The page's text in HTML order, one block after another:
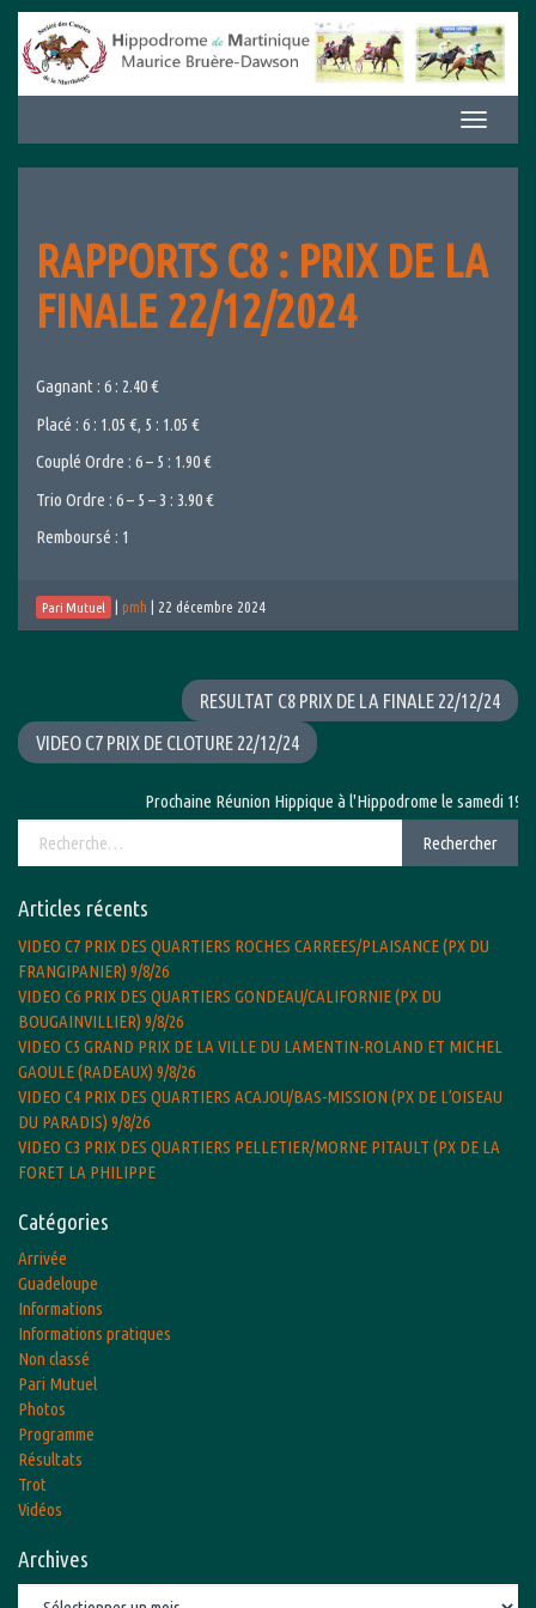
Aller
contenu
Afficher/
la
RAPPORTS C8 : PRIX DE LA
FINALE 22/12/2024
Gagnant : 6 : 2.40 €
Placé : 6 : 1.05 €, 5 : 1.05 €
Couplé Ordre : 6 – 5 : 1.90 €
Trio Ordre : 6 – 5 – 3 : 3.90 €
Remboursé : 1
Pari Mutuel | pmh | 22 décembre 2024
RESULTAT C8 PRIX DE LA FINALE 22/12/24
VIDEO C7 PRIX DE CLOTURE 22/12/24
Prochaine Réunion Hippique à l'Hippodrome le samedi 19
Rechercher
Articles récents
VIDEO C7 PRIX DES QUARTIERS ROCHES CARREES/PLAISANCE (PX DU
FRANGIPANIER) 9/8/26
VIDEO C6 PRIX DES QUARTIERS GONDEAU/CALIFORNIE (PX DU
BOUGAINVILLIER) 9/8/26
VIDEO C5 GRAND PRIX DE LA VILLE DU LAMENTIN-ROLAND ET MICHEL
GAOULE (RADEAUX) 9/8/26
VIDEO C4 PRIX DES QUARTIERS ACAJOU/BAS-MISSION (PX DE L’OISEAU
DU PARADIS) 9/8/26
VIDEO C3 PRIX DES QUARTIERS PELLETIER/MORNE PITAULT (PX DE LA
FORET LA PHILIPPE
Catégories
Arrivée
Guadeloupe
Informations
Informations pratiques
Non classé
Pari Mutuel
Photos
Programme
Résultats
Trot
Vidéos
Archives